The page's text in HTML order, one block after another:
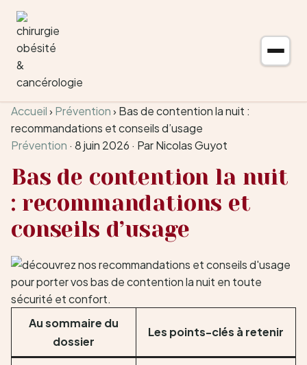
Aller au contenu
Accueil› Prévention› Bas de contention la nuit :
recommandations et conseils d’usage
Prévention · 8 juin 2026 · Par Nicolas Guyot
Bas de contention la nuit
: recommandations et
conseils d’usage
Au sommaire du
dossier
Les points-clés à retenir